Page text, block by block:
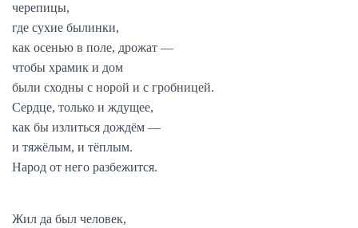
черепицы,
где сухие былинки,
как осенью в поле, дрожат —
чтобы храмик и дом
были сходны с норой и с гробницей.
Сердце, только и ждущее,
как бы излиться дождём —
и тяжёлым, и тёплым.
Народ от него разбежится.
Жил да был человек,